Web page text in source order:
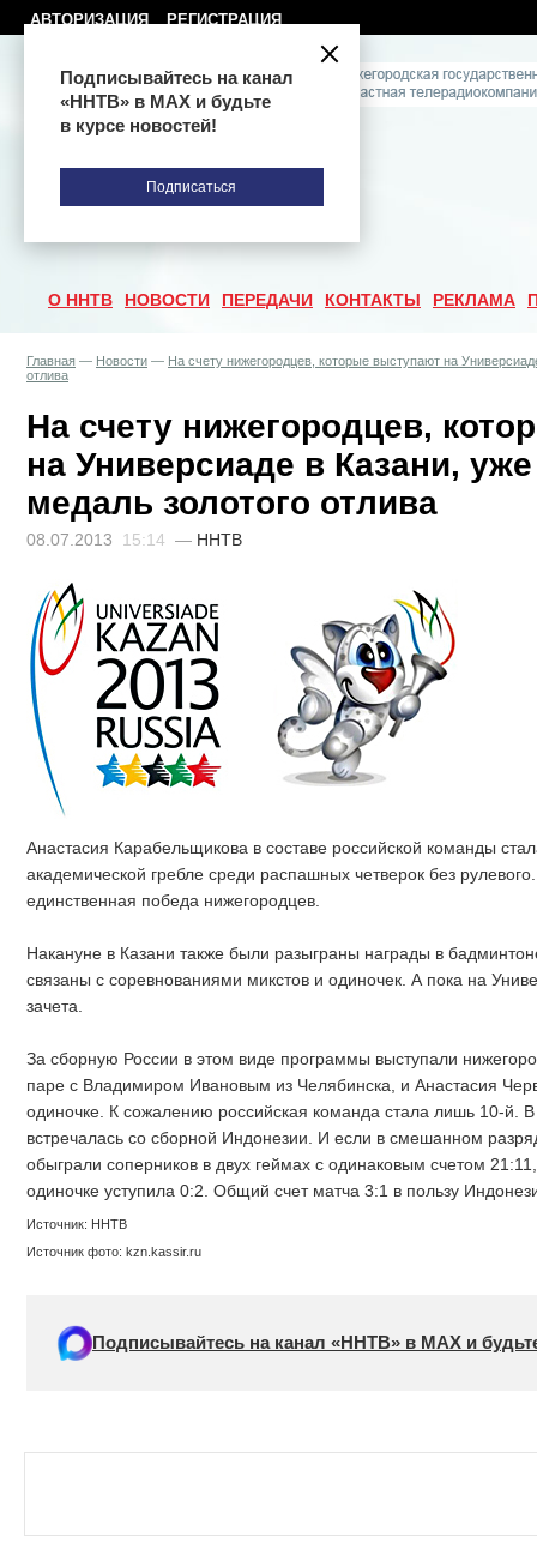
АВТОРИЗАЦИЯ РЕГИСТРАЦИЯ
О ННТВ НОВОСТИ ПЕРЕДАЧИ КОНТАКТЫ РЕКЛАМА
Главная — Новости — На счету нижегородцев, которые выступают на
отлива
На счету нижегородцев,
на Универсиаде в Казани,
медаль золотого отлива
08.07.2013 15:14 — ННТВ
Анастасия Карабельщикова в составе российской команды
академической гребле среди распашных четверок без
единственная победа нижегородцев.
Накануне в Казани также были разыграны награды в
связаны с соревнованиями микстов и одиночек. А пока на
зачета.
За сборную России в этом виде программы выступали
паре с Владимиром Ивановым из Челябинска, и Анастасия
одиночке. К сожалению российская команда стала лишь 10-й.
встречалась со сборной Индонезии. И если в смешанном
обыграли соперников в двух геймах с одинаковым счетом
одиночке уступила 0:2. Общий счет матча 3:1 в пользу
Источник: ННТВ
Источник фото: kzn.kassir.ru
Подписывайтесь на канал «ННТВ» в МАХ и
Подписывайтесь на канал
«ННТВ» в МАХ и будьте
в курсе новостей!
Подписаться